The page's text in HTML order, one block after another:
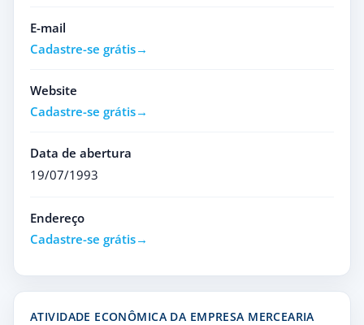
E-mail
Cadastre-se grátis
Website
Cadastre-se grátis
Data de abertura
19/07/1993
Endereço
Cadastre-se grátis
ATIVIDADE ECONÔMICA DA EMPRESA MERCEARIA